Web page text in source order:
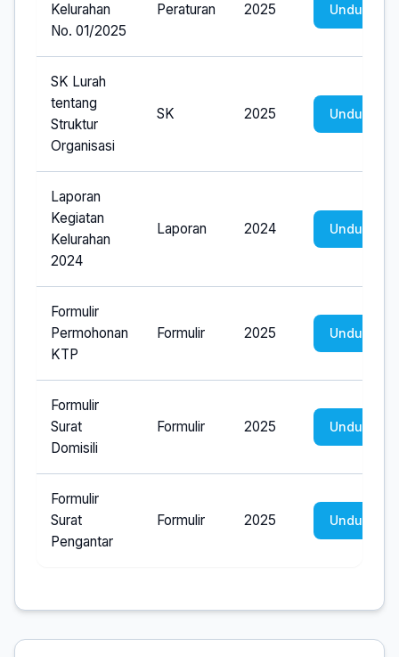
Kelurahan
No. 01/2025
Peraturan 2025 Unduh
SK Lurah
tentang
Struktur
Organisasi
SK 2025 Unduh
Laporan
Kegiatan
Kelurahan
2024
Laporan 2024 Unduh
Formulir
Permohonan
KTP
Formulir 2025 Unduh
Formulir
Surat
Domisili
Formulir 2025 Unduh
Formulir
Surat
Pengantar
Formulir 2025 Unduh